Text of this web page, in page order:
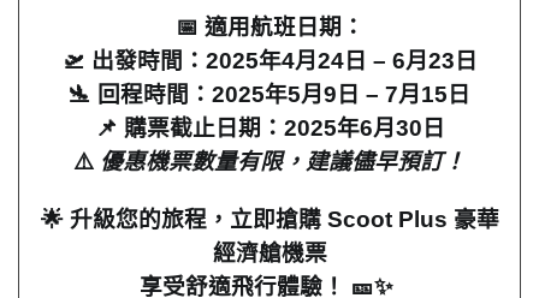
📅 適用航班日期：
🛫 出發時間： 2025年4月 24日 – 6月 23 日
🛬 回程時間： 2025年5月 9 日 – 7月 15 日
📌 購票截止日期： 2025年6月 30 日
⚠️ 優惠機票數量有限，建議儘早預訂！
🌟 升級您的旅程，立即搶購Scoot Plus 豪華
經濟艙機票
享受舒適飛行體驗！ 🎫✨